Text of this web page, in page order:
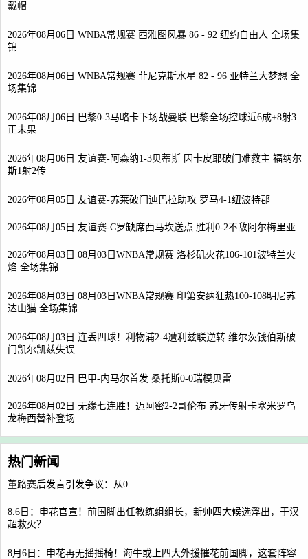
戴帽
2026年08月06日 WNBA常规赛 西雅图风暴 86 - 92 纽约自由人 全场集
锦
2026年08月06日 WNBA常规赛 菲尼克斯水星 82 - 96 亚特兰大梦想 全
场集锦
2026年08月06日 巴黎0-3马略卡下场战曼联 巴黎全场控球近6成+8射3
正未果
2026年08月06日 友谊赛-阿森纳1-3贝蒂斯 因卡皮耶破门难救主 福纳尔
斯1射2传
2026年08月05日 友谊赛-苏莱破门迪巴拉助攻 罗马4-1纽波特郡
2026年08月05日 友谊赛-C罗缺席西马坎送点 胜利0-2不敌阿尔梅里亚
2026年08月03日 08月03日WNBA常规赛 洛杉矶火花106-101波特兰火
焰 全场集锦
2026年08月03日 08月03日WNBA常规赛 印第安纳狂热100-108明尼苏
达山猫 全场集锦
2026年08月03日 连丢四球！利物浦2-4遭利兹联逆转 维尔茨钱伯斯破
门凯尔凯兹失误
2026年08月02日 巴甲-内马尔首发 桑托斯0-0瑞模贝雷
2026年08月02日 无缘七连胜！迈阿密2-2哥伦布 苏牙传射卡塞米罗乌
龙梅西替补登场
热门新闻
董路赛后发言引发争议：从0
8.6日：申花官宣！前国脚出任教练组组长，新帅四大候选浮出，于汉
超救火？
8月6日：申花再无摇摇椅！海牛或上四大外援摧花前国脚，这套阵容